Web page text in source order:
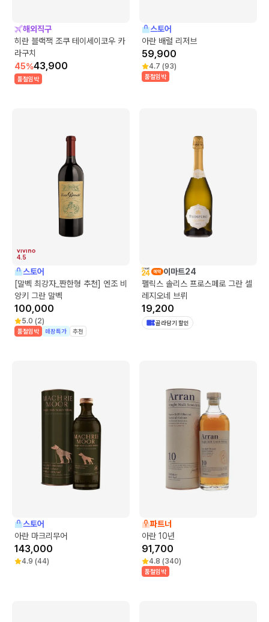
해외직구
히란 블랙잭 조쿠 테이세이코우 카
라구치
45%43,900
품절임박
스토어
아란 배럴 리저브
59,900
4.7 (93)
품절임박
4.5
스토어
[말벡 최강자_짠한형 추천] 엔조 비
앙키 그란 말벡
100,000
5.0 (2)
품절임박 매장특가 추천
이마트24
펠릭스 솔리스 프로스페로 그란 셀
레지오네 브뤼
19,200
골라담기 할인
스토어
아란 마크리무어
143,000
4.9 (44)
파트너
아란 10년
91,700
4.8 (340)
품절임박